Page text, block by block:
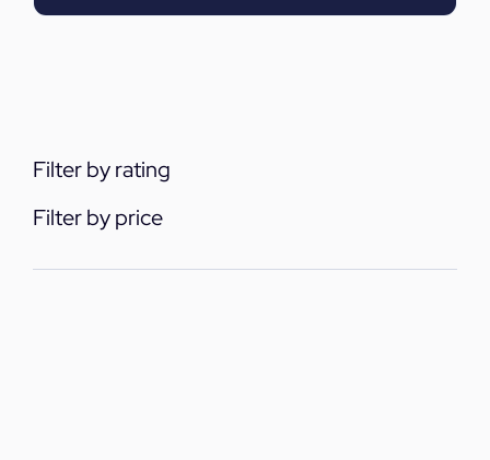
Filter by rating
Filter by price